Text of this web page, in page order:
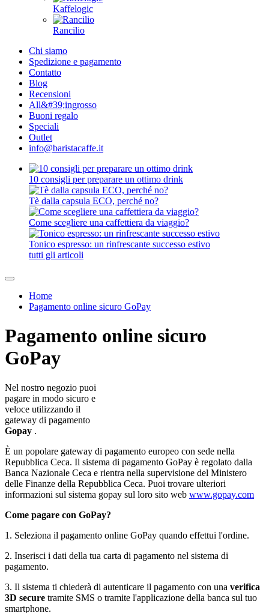
Kaffelogic
Rancilio
Chi siamo
Spedizione e pagamento
Contatto
Blog
Recensioni
All&#39;ingrosso
Buoni regalo
Speciali
Outlet
info@baristacaffe.it
10 consigli per preparare un ottimo drink
Tè dalla capsula ECO, perché no?
Come scegliere una caffettiera da viaggio?
Tonico espresso: un rinfrescante successo estivo
tutti gli articoli
Home
Pagamento online sicuro GoPay
Pagamento online sicuro
GoPay
Nel nostro negozio puoi
pagare in modo sicuro e
veloce utilizzando il
gateway di pagamento
Gopay .
È un popolare gateway di pagamento europeo con sede nella
Repubblica Ceca. Il sistema di pagamento GoPay è regolato dalla
Banca Nazionale Ceca e rientra nella supervisione del Ministero
delle Finanze della Repubblica Ceca. Puoi trovare ulteriori
informazioni sul sistema gopay sul loro sito web www.gopay.com
Come pagare con GoPay?
1. Seleziona il pagamento online GoPay quando effettui l'ordine.
2. Inserisci i dati della tua carta di pagamento nel sistema di
pagamento.
3. Il sistema ti chiederà di autenticare il pagamento con una verifica
3D secure tramite SMS o tramite l'applicazione della banca sul tuo
smartphone.